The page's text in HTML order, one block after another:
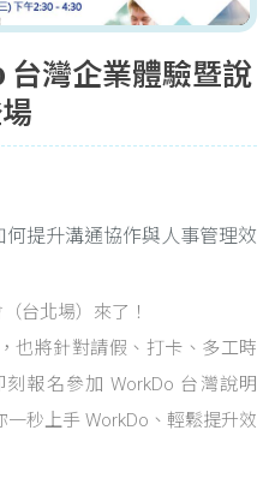
台灣企業體驗暨說
何提升溝通協作與人事管理效
台北場）來了！
也將針對請假、打卡、多工時
報名參加 WorkDo 台灣說明
秒上手 WorkDo、輕鬆提升效